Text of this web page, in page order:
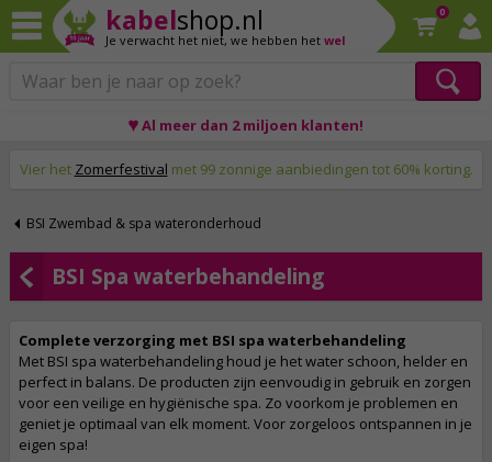
kabelshop.nl
Je verwacht het niet, we hebben het wel
0
♥ Al meer dan 2 miljoen klanten!
Vier het Zomerfestival met 99 zonnige aanbiedingen tot 60% korting.
BSI Zwembad & spa wateronderhoud
BSI Spa waterbehandeling
Complete verzorging met BSI spa waterbehandeling
Met BSI spa waterbehandeling houd je het water schoon, helder en
perfect in balans. De producten zijn eenvoudig in gebruik en zorgen
voor een veilige en hygiënische spa. Zo voorkom je problemen en
geniet je optimaal van elk moment. Voor zorgeloos ontspannen in je
eigen spa!